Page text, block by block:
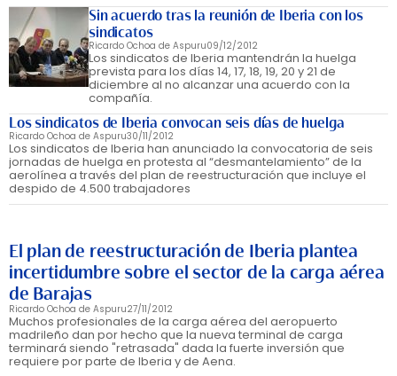
Sin acuerdo tras la reunión de Iberia con los
sindicatos
Ricardo Ochoa de Aspuru09/12/2012
Los sindicatos de Iberia mantendrán la huelga
prevista para los días 14, 17, 18, 19, 20 y 21 de
diciembre al no alcanzar una acuerdo con la
compañía.
Los sindicatos de Iberia convocan seis días de huelga
Ricardo Ochoa de Aspuru30/11/2012
Los sindicatos de Iberia han anunciado la convocatoria de seis
jornadas de huelga en protesta al “desmantelamiento” de la
aerolínea a través del plan de reestructuración que incluye el
despido de 4.500 trabajadores
El plan de reestructuración de Iberia plantea
incertidumbre sobre el sector de la carga aérea
de Barajas
Ricardo Ochoa de Aspuru27/11/2012
Muchos profesionales de la carga aérea del aeropuerto
madrileño dan por hecho que la nueva terminal de carga
terminará siendo "retrasada" dada la fuerte inversión que
requiere por parte de Iberia y de Aena.